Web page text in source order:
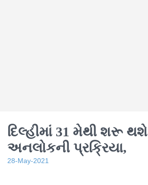
દિલ્હીમાં 31 મેથી શરૂ થશે
અનલોકની પ્રક્રિયા,
28-May-2021